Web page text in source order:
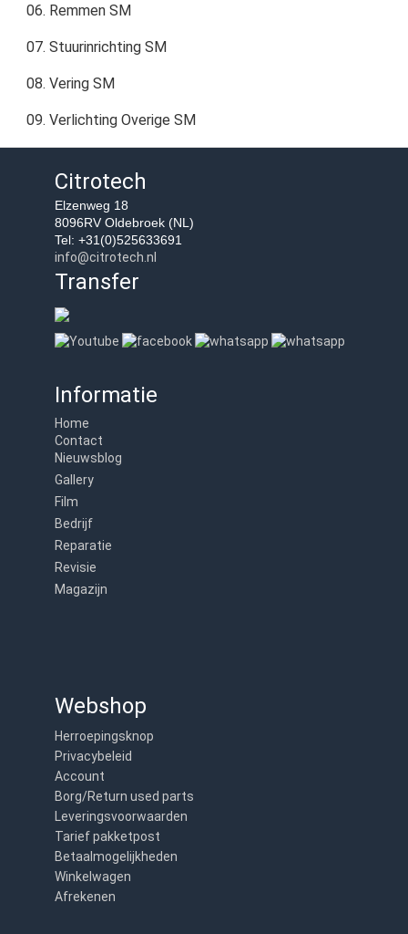
06. Remmen SM
07. Stuurinrichting SM
08. Vering SM
09. Verlichting Overige SM
Citrotech
Elzenweg 18
8096RV Oldebroek (NL)
Tel: +31(0)525633691
info@citrotech.nl
Transfer
Informatie
Home
Contact
Nieuwsblog
Gallery
Film
Bedrijf
Reparatie
Revisie
Magazijn
Webshop
Herroepingsknop
Privacybeleid
Account
Borg/Return used parts
Leveringsvoorwaarden
Tarief pakketpost
Betaalmogelijkheden
Winkelwagen
Afrekenen